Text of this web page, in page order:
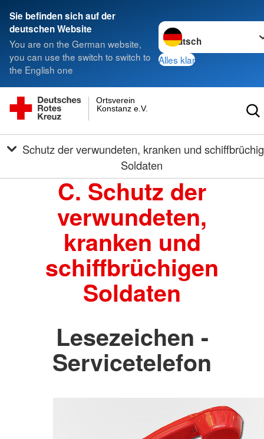
Sie befinden sich auf der
deutschen Website
You are on the German website,
you can use the switch to switch to
the English one
Sprache wechseln zu
Alles klar
Konstanz e.V.
Ortsverein
Soldaten
C. Schutz der
verwundeten,
kranken und
schiffbrüchigen
Soldaten
Lesezeichen -
Servicetelefon